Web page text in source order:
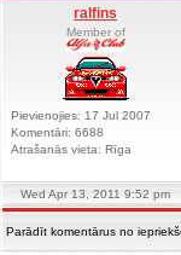
ralfins
Member of
Pievienojies: 17 Jul 2007
Komentāri: 6688
Atrašanās vieta: Rīga
Wed Apr 13, 2011 9:52 pm
Parādīt komentārus no